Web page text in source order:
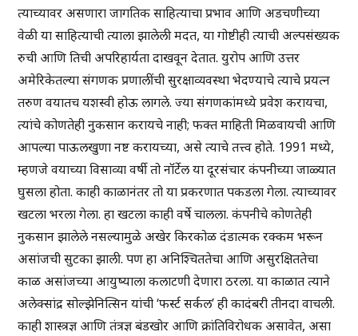
त्याच्यावर असणारा जागतिक साहित्याचा प्रभाव आणि अडचणीच्या
वेळी या साहित्याची त्याला झालेली मदत, या गोष्टीही त्याची अल्पसंख्यक
रुची आणि तिची अपरिहार्यता दाखवून देतात. युरोप आणि उत्तर
अमेरिकेतल्या संगणक प्रणालींची सुरक्षाव्यवस्था भेदण्याचे त्याचे प्रयत्न
तरुण वयातच यशस्वी होऊ लागले. ज्या संगणकांमध्ये प्रवेश करायचा,
त्यांचे कोणतेही नुकसान करायचे नाही; फक्त माहिती मिळवायची आणि
आपल्या पाऊलखुणा नष्ट करायच्या, असे त्याचे तत्त्व होते. 1991 मध्ये,
म्हणजे वयाच्या विसाव्या वर्षी तो नॉर्टेल या दूरसंचार कंपनीच्या जाळ्यात
घुसला होता. काही काळानंतर तो या प्रकरणात पकडला गेला. त्याच्यावर
खटला भरला गेला. हा खटला काही वर्षे चालला. कंपनीचे कोणतेही
नुकसान झालेले नसल्यामुळे अखेर किरकोळ दंडात्मक रक्कम भरून
असांजची सुटका झाली. पण हा अनिश्चिततेचा आणि असुरक्षिततेचा
काळ असांजच्या आयुष्याला कलाटणी देणारा ठरला. या काळात त्याने
अलेक्सांद्र सोल्झेनित्सिन यांची ‘फर्स्ट सर्कल’ ही कादंबरी तीनदा वाचली.
काही शास्त्रज्ञ आणि तंत्रज्ञ बंडखोर आणि क्रांतिविरोधक असावेत, असा